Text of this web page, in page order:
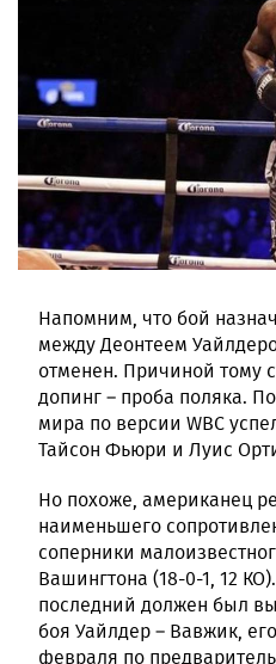
Напомним, что бой
между Деонтеем
отменен. Причиной тому
допинг – проба поляка.
мира по версии WBC
Тайсон Фьюри и Луис
Но похоже, американец
наименьшего
соперники
Вашингтона (18-0-1, 12
последний должен был
боя Уайлдер – Вавжик,
февраля по